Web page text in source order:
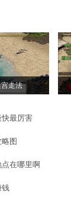
走法
最厉害
图
在哪里啊
钱